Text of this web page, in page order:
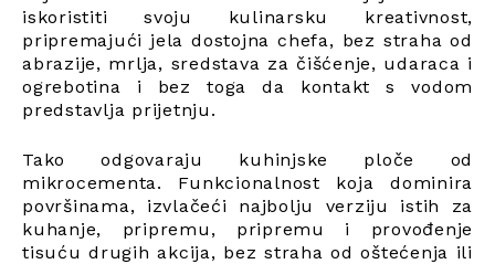
iskoristiti svoju kulinarsku kreativnost,
pripremajući jela dostojna chefa, bez straha od
abrazije, mrlja, sredstava za čišćenje, udaraca i
ogrebotina i bez toga da kontakt s vodom
predstavlja prijetnju.
Tako odgovaraju kuhinjske ploče od
mikrocementa. Funkcionalnost koja dominira
površinama, izvlačeći najbolju verziju istih za
kuhanje, pripremu, pripremu i provođenje
tisuću drugih akcija, bez straha od oštećenja ili